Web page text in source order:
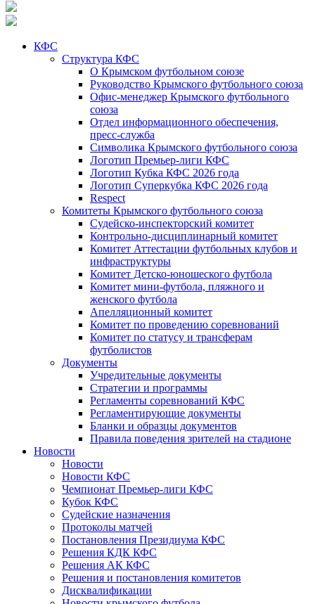
КФС
Структура КФС
О Крымском футбольном союзе
Руководство Крымского футбольного союза
Офис-менеджер Крымского футбольного
союза
Отдел информационного обеспечения,
пресс-служба
Символика Крымского футбольного союза
Логотип Премьер-лиги КФС
Логотип Кубка КФС 2026 года
Логотип Суперкубка КФС 2026 года
Respect
Комитеты Крымского футбольного союза
Судейско-инспекторский комитет
Контрольно-дисциплинарный комитет
Комитет Аттестации футбольных клубов и
инфраструктуры
Комитет Детско-юношеского футбола
Комитет мини-футбола, пляжного и
женского футбола
Апелляционный комитет
Комитет по проведению соревнований
Комитет по статусу и трансферам
футболистов
Документы
Учредительные документы
Стратегии и программы
Регламенты соревнований КФС
Регламентирующие документы
Бланки и образцы документов
Правила поведения зрителей на стадионе
Новости
Новости
Новости КФС
Чемпионат Премьер-лиги КФС
Кубок КФС
Судейские назначения
Протоколы матчей
Постановления Президиума КФС
Решения КДК КФС
Решения АК КФС
Решения и постановления комитетов
Дисквалификации